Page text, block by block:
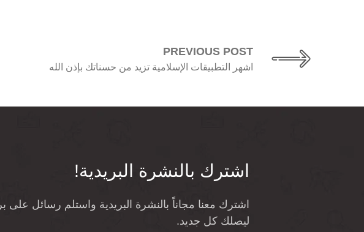
PREVIOUS POST
اشهر التطبيقات الإسلامية تزيد من حسناتك بإذن الله
اشترك بالنشرة البريدية!
اشترك معنا مجاناً بالنشرة البريدية واستلم رسائل على
ليصلك كل جديد.